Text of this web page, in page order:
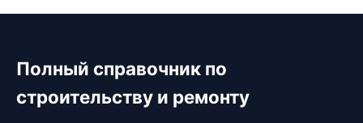
Полный справочник по
строительству и ремонту